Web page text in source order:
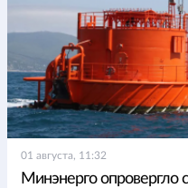
01 августа, 11:32
Минэнерго